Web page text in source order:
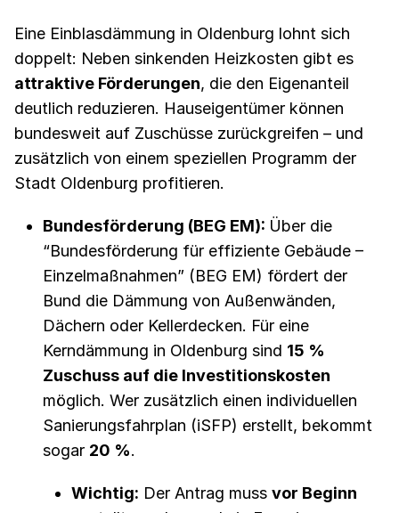
Eine Einblasdämmung in Oldenburg lohnt sich
doppelt: Neben sinkenden Heizkosten gibt es
attraktive Förderungen, die den Eigenanteil
deutlich reduzieren. Hauseigentümer können
bundesweit auf Zuschüsse zurückgreifen – und
zusätzlich von einem speziellen Programm der
Stadt Oldenburg profitieren.
Bundesförderung (BEG EM): Über die
“Bundesförderung für effiziente Gebäude –
Einzelmaßnahmen” (BEG EM) fördert der
Bund die Dämmung von Außenwänden,
Dächern oder Kellerdecken. Für eine
Kerndämmung in Oldenburg sind 15 %
Zuschuss auf die Investitionskosten
möglich. Wer zusätzlich einen individuellen
Sanierungsfahrplan (iSFP) erstellt, bekommt
sogar 20 %.
Wichtig: Der Antrag muss vor Beginn